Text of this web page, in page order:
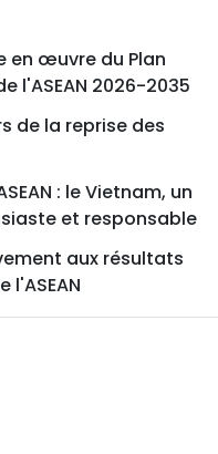
en œuvre du Plan
l'ASEAN 2026-2035
de la reprise des
: le Vietnam, un
et responsable
aux résultats
l'ASEAN